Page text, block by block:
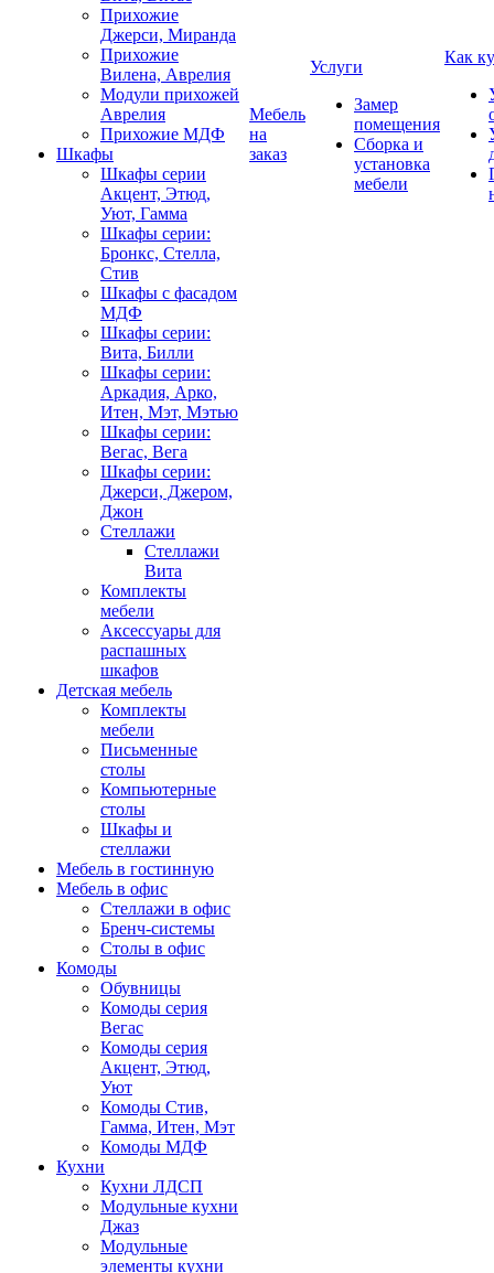
Прихожие
Джерси, Миранда
Прихожие
Вилена, Аврелия
Модули прихожей
Аврелия
Прихожие МДФ
Шкафы
Шкафы серии
Акцент, Этюд,
Уют, Гамма
Шкафы серии:
Бронкс, Стелла,
Стив
Шкафы с фасадом
МДФ
Шкафы серии:
Вита, Билли
Шкафы серии:
Аркадия, Арко,
Итен, Мэт, Мэтью
Шкафы серии:
Вегас, Вега
Шкафы серии:
Джерси, Джером,
Джон
Стеллажи
Стеллажи
Вита
Комплекты
мебели
Аксессуары для
распашных
шкафов
Детская мебель
Комплекты
мебели
Письменные
столы
Компьютерные
столы
Шкафы и
стеллажи
Мебель в гостинную
Мебель в офис
Стеллажи в офис
Бренч-системы
Столы в офис
Комоды
Обувницы
Комоды серия
Вегас
Комоды серия
Акцент, Этюд,
Уют
Комоды Стив,
Гамма, Итен, Мэт
Комоды МДФ
Кухни
Кухни ЛДСП
Модульные кухни
Джаз
Модульные
элементы кухни
Мебель
на
заказ
Услуги
Замер
помещения
Сборка и
установка
мебели
Как